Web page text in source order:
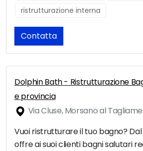
ristrutturazione interna
Contatta
Dolphin Bath - Ristrutturazione
e provincia
Via Cluse, Morsano al
Vuoi ristrutturare il tuo bagno? Dal
offre ai suoi clienti bagni salutari